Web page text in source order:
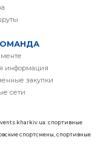
информация
закупки
сети
спортивные
спортсмены, спортивные